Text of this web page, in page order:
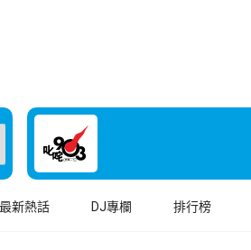
最新熱話 DJ專欄 排行榜